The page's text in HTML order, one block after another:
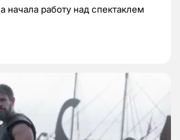
начала работу над спектаклем